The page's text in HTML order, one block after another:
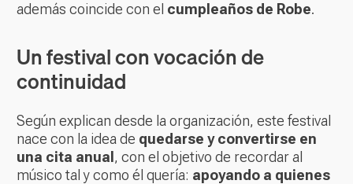
además coincide con el cumpleaños de Robe.
Un festival con vocación de
continuidad
Según explican desde la organización, este festival
nace con la idea de quedarse y convertirse en
una cita anual , con el objetivo de recordar al
músico tal y como él quería: apoyando a quienes